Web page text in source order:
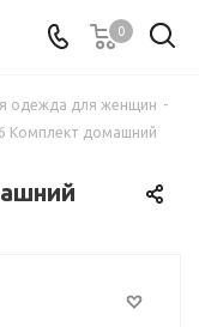
0
одежда для женщин -
Комплект домашний